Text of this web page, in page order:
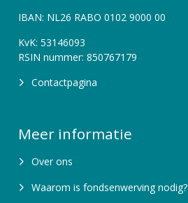
IBAN: NL26 RABO 0102 9000 00
KvK: 53146093
RSIN nummer: 850767179
Contactpagina
Meer informatie
Over ons
Waarom is fondsenwerving nodig?